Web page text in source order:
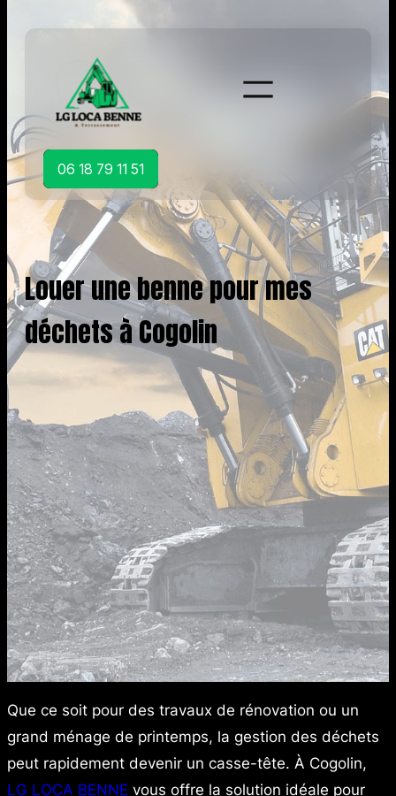
06 18 79 11 51
Louer une benne pour mes
déchets à Cogolin
Que ce soit pour des travaux de rénovation ou un
grand ménage de printemps, la gestion des déchets
peut rapidement devenir un casse-tête. À Cogolin,
LG LOCA BENNE vous offre la solution idéale pour